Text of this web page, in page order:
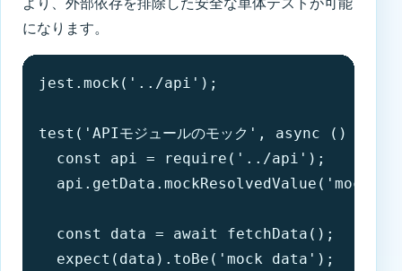
になります。
jest.mock('../api');
test('APIモジュールのモック', async () => {
  const api = require('../api');
api.getData.mockResolvedValue('mock
  const data = await fetchData();
  expect(data).toBe('mock data');